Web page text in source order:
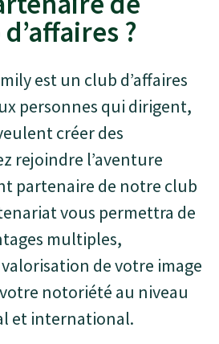
?
est un club d’affaires
personnes qui dirigent,
créer des
rejoindre l’aventure
partenaire de notre club
vous permettra de
multiples,
de votre image
notoriété au niveau
et international.